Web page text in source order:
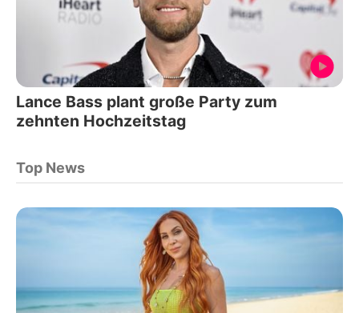
Lance Bass plant große Party zum
zehnten Hochzeitstag
Top News